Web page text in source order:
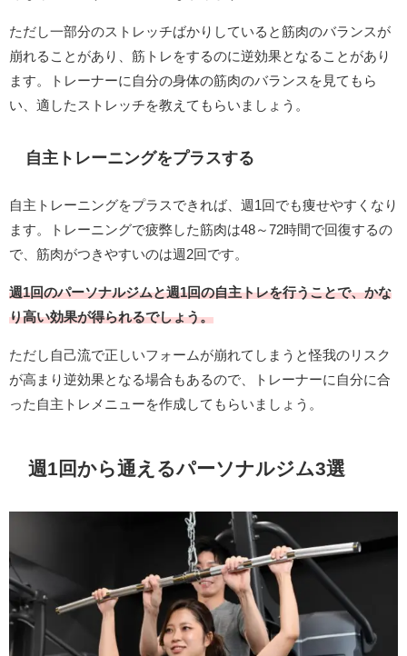
ただし一部分のストレッチばかりしていると筋肉のバランスが
崩れることがあり、筋トレをするのに逆効果となることがあり
ます。トレーナーに自分の身体の筋肉のバランスを見てもら
い、適したストレッチを教えてもらいましょう。
自主トレーニングをプラスする
自主トレーニングをプラスできれば、週1回でも痩せやすくなり
ます。トレーニングで疲弊した筋肉は48～72時間で回復するの
で、筋肉がつきやすいのは週2回です。
週1回のパーソナルジムと週1回の自主トレを行うことで、かな
り高い効果が得られるでしょう。
ただし自己流で正しいフォームが崩れてしまうと怪我のリスク
が高まり逆効果となる場合もあるので、トレーナーに自分に合
った自主トレメニューを作成してもらいましょう。
週1回から通えるパーソナルジム3選